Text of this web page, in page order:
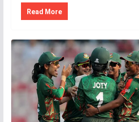
Read More